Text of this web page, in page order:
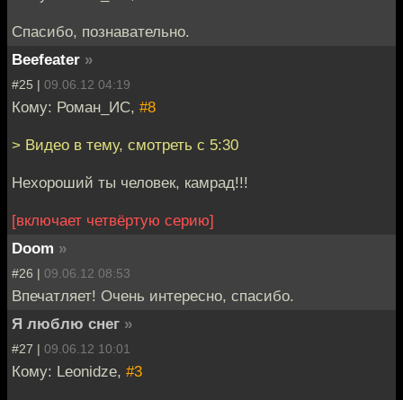
Спасибо, познавательно.
Beefeater »
#25 | 09.06.12 04:19
Кому: Роман_ИС, #8
> Видео в тему, смотреть с 5:30
Нехороший ты человек, камрад!!!
[включает четвёртую серию]
Doom »
#26 | 09.06.12 08:53
Впечатляет! Очень интересно, спасибо.
Я люблю снег »
#27 | 09.06.12 10:01
Кому: Leonidze, #3